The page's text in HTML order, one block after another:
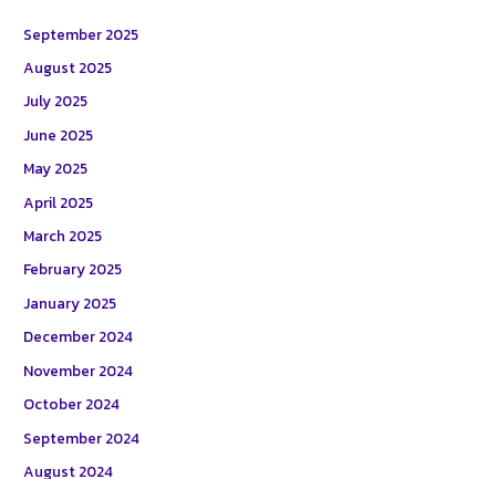
September 2025
August 2025
July 2025
June 2025
May 2025
April 2025
March 2025
February 2025
January 2025
December 2024
November 2024
October 2024
September 2024
August 2024